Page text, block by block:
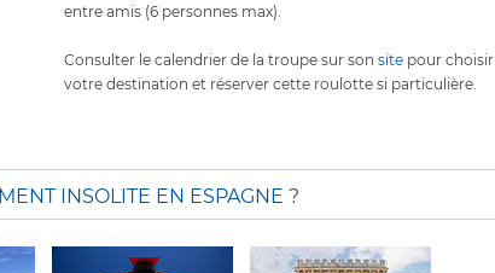
entre amis (6 personnes max).
Consulter le calendrier de la troupe sur son site pour choisir
votre destination et réserver cette roulotte si particulière.
INSOLITE EN ESPAGNE ?